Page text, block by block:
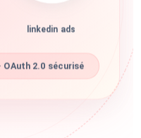
linkedin ads
OAuth 2.0 sécurisé